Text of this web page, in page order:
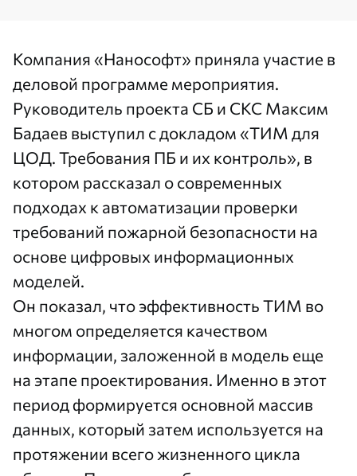
Компания «Нанософт» приняла участие в
деловой программе мероприятия.
Руководитель проекта СБ и СКС Максим
Бадаев выступил с докладом «ТИМ для
ЦОД. Требования ПБ и их контроль», в
котором рассказал о современных
подходах к автоматизации проверки
требований пожарной безопасности на
основе цифровых информационных
моделей.
Он показал, что эффективность ТИМ во
многом определяется качеством
информации, заложенной в модель еще
на этапе проектирования. Именно в этот
период формируется основной массив
данных, который затем используется на
протяжении всего жизненного цикла